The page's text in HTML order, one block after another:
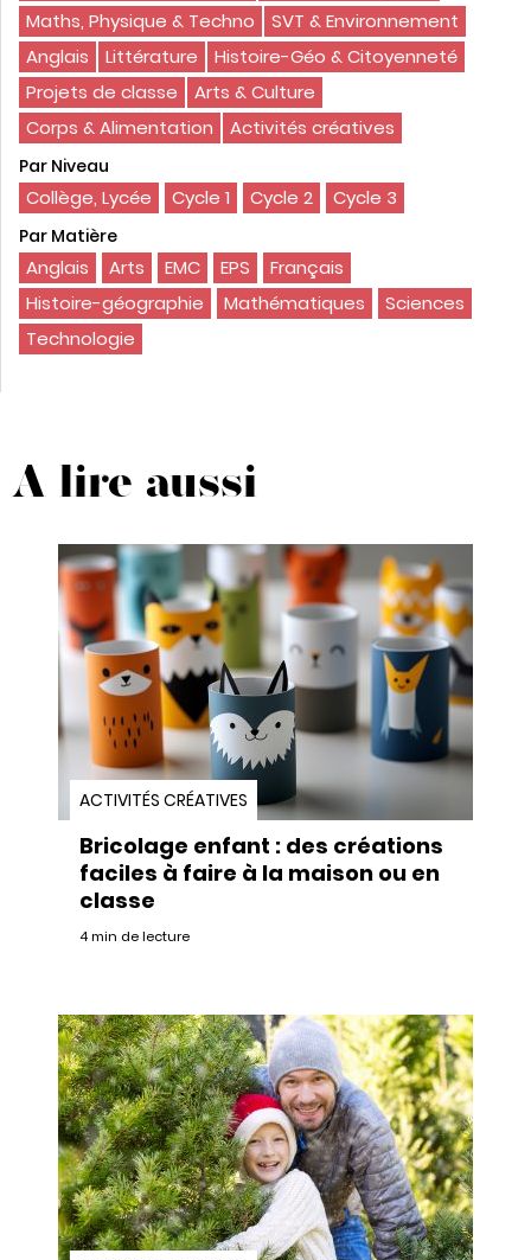
Maths, Physique & Techno
SVT & Environnement
Anglais
Littérature
Histoire-Géo & Citoyenneté
Projets de classe
Arts & Culture
Corps & Alimentation
Activités créatives
Par Niveau
Collège, Lycée Cycle 1 Cycle 2 Cycle 3
Par Matière
Anglais Arts EMC EPS
Français
Histoire-géographie
Mathématiques
Sciences
Technologie
A lire aussi
ACTIVITÉS CRÉATIVES
Bricolage enfant : des créations
faciles à faire à la maison ou en
classe
4 min de lecture